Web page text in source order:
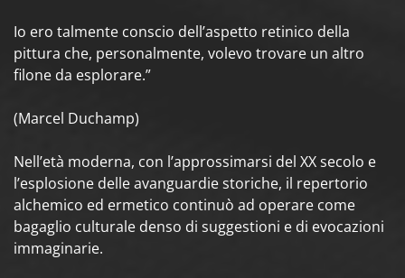
Io ero talmente conscio dell’aspetto retinico della
pittura che, personalmente, volevo trovare un altro
filone da esplorare.”
(Marcel Duchamp)
Nell’età moderna, con l’approssimarsi del XX secolo e
l’esplosione delle avanguardie storiche, il repertorio
alchemico ed ermetico continuò ad operare come
bagaglio culturale denso di suggestioni e di evocazioni
immaginarie.